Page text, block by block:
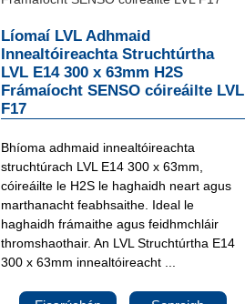
Líomaí LVL Adhmaid
Innealtóireachta Struchtúrtha
LVL E14 300 x 63mm H2S
Frámaíocht SENSO cóireáilte LVL
F17
Bhíoma adhmaid innealtóireachta
struchtúrach LVL E14 300 x 63mm,
cóireáilte le H2S le haghaidh neart agus
marthanacht feabhsaithe. Ideal le
haghaidh frámaithe agus feidhmchláir
thromshaothair. An LVL Struchtúrtha E14
300 x 63mm innealtóireacht ...